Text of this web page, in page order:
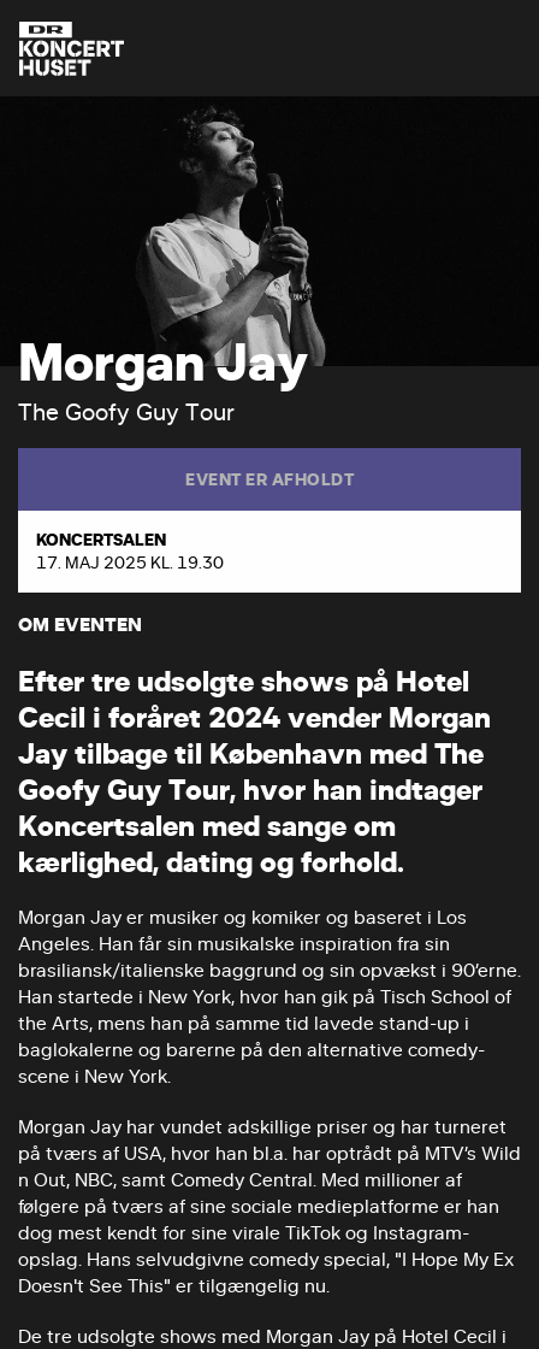
MorganJay
The Goofy Guy Tour
EVENT ER AFHOLDT
KONCERTSALEN
17. MAJ 2025 KL. 19.30
OM EVENTEN
Efter tre udsolgte shows på Hotel
Cecil i foråret 2024 vender Morgan
Jay tilbage til København med The
Goofy Guy Tour, hvor han indtager
Koncertsalen med sange om
kærlighed, dating og forhold.
Morgan Jay er musiker og komiker og baseret i Los
Angeles. Han får sin musikalske inspiration fra sin
brasiliansk/italienske baggrund og sin opvækst i 90’erne.
Han startede i New York, hvor han gik på Tisch School of
the Arts, mens han på samme tid lavede stand-up i
baglokalerne og barerne på den alternative comedy-
scene i New York.
Morgan Jay har vundet adskillige priser og har turneret
på tværs af USA, hvor han bl.a. har optrådt på MTV’s Wild
n Out, NBC, samt Comedy Central. Med millioner af
følgere på tværs af sine sociale medieplatforme er han
dog mest kendt for sine virale TikTok og Instagram-
opslag. Hans selvudgivne comedy special, "I Hope My Ex
Doesn't See This" er tilgængelig nu.
De tre udsolgte shows med Morgan Jay på Hotel Cecil i